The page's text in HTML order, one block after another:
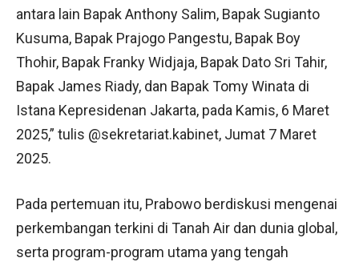
antara lain Bapak Anthony Salim, Bapak Sugianto
Kusuma, Bapak Prajogo Pangestu, Bapak Boy
Thohir, Bapak Franky Widjaja, Bapak Dato Sri Tahir,
Bapak James Riady, dan Bapak Tomy Winata di
Istana Kepresidenan Jakarta, pada Kamis, 6 Maret
2025,” tulis @sekretariat.kabinet, Jumat 7 Maret
2025.
Pada pertemuan itu, Prabowo berdiskusi mengenai
perkembangan terkini di Tanah Air dan dunia global,
serta program-program utama yang tengah